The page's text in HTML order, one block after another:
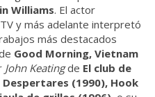
Williams. El actor
y más adelante interpretó
más destacados
Good Morning, Vietnam
John Keatingde El club de
(1990), Hook